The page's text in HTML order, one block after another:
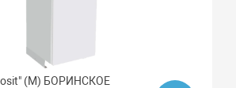
(М) БОРИНСКОЕ